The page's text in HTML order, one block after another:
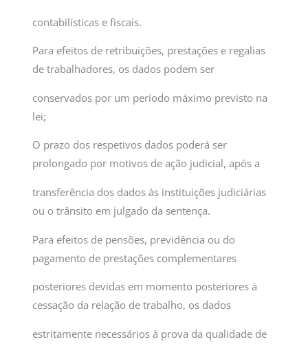
contabilísticas e fiscais.
Para efeitos de retribuições, prestações e regalias
de trabalhadores, os dados podem ser
conservados por um período máximo previsto na
lei;
O prazo dos respetivos dados poderá ser
prolongado por motivos de ação judicial, após a
transferência dos dados às instituições judiciárias
ou o trânsito em julgado da sentença.
Para efeitos de pensões, previdência ou do
pagamento de prestações complementares
posteriores devidas em momento posteriores à
cessação da relação de trabalho, os dados
estritamente necessários à prova da qualidade de